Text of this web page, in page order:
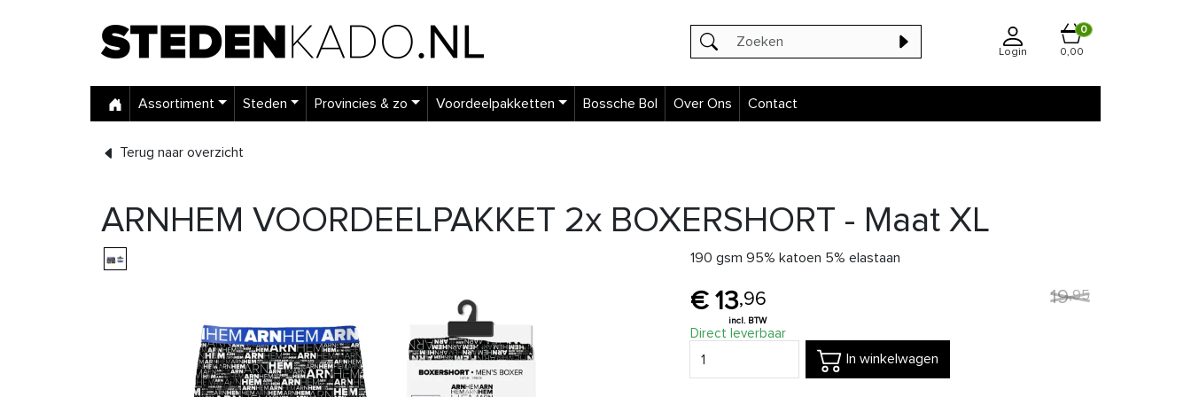
Login
0
0,00
Assortiment Steden Provincies & zo Voordeelpakketten Bossche Bol Over Ons Contact
Terug naar overzicht
ARNHEM VOORDEELPAKKET 2x BOXERSHORT - Maat XL
190 gsm 95% katoen 5% elastaan
13,96 19,95
Direct leverbaar
In winkelwagen